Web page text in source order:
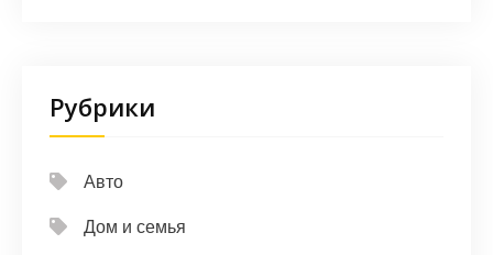
Рубрики
Авто
Дом и семья